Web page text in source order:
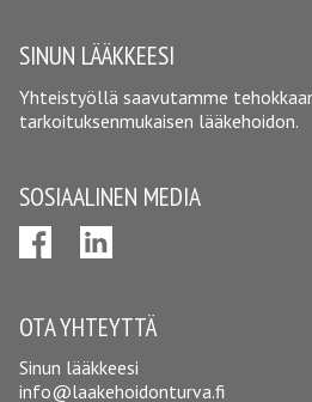
SINUN LÄÄKKEESI
Yhteistyöllä saavutamme
tarkoituksenmukaisen lääkehoidon.
SOSIAALINEN MEDIA
OTA YHTEYTTÄ
Sinun lääkkeesi
info@laakehoidonturva.fi